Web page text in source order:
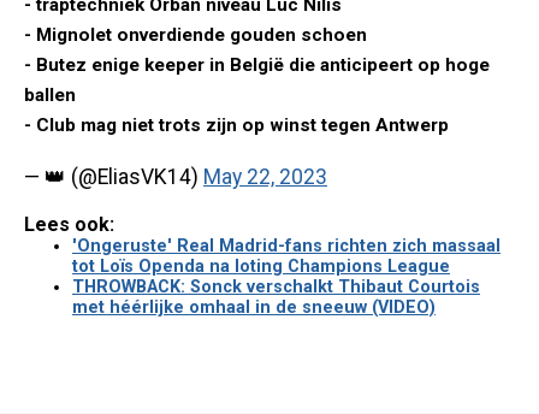
- traptechniek Orban niveau Luc Nilis
- Mignolet onverdiende gouden schoen
- Butez enige keeper in België die anticipeert op hoge
ballen
- Club mag niet trots zijn op winst tegen Antwerp
— 👑 (@EliasVK14) May 22, 2023
Lees ook:
'Ongeruste' Real Madrid-fans richten zich massaal
tot Loïs Openda na loting Champions League
THROWBACK: Sonck verschalkt Thibaut Courtois
met héérlijke omhaal in de sneeuw (VIDEO)